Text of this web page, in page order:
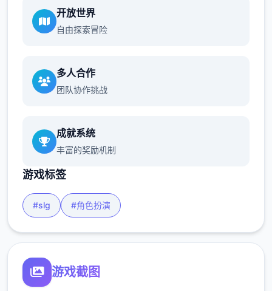
开放世界
自由探索冒险
多人合作
团队协作挑战
成就系统
丰富的奖励机制
游戏标签
#slg #角色扮演
游戏截图